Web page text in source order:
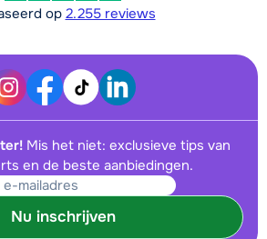
op 2.255 reviews
Mis het niet: exclusieve tips van
en de beste aanbiedingen.
Nu inschrijven